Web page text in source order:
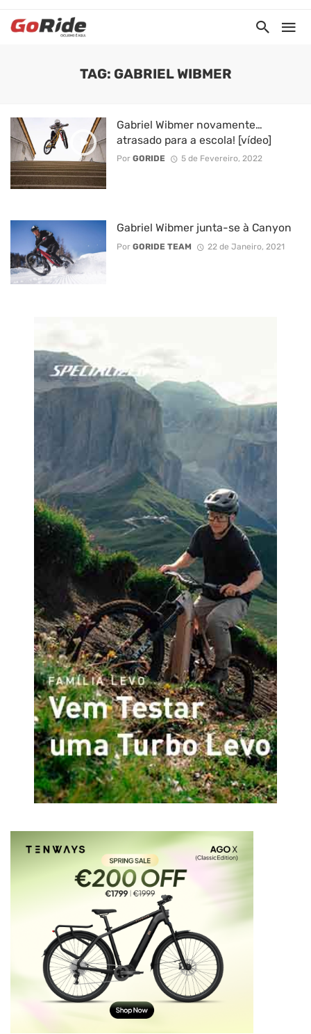
TAG: GABRIEL WIBMER
Gabriel Wibmer novamente…
atrasado para a escola! [vídeo]
Por GORIDE 5 de Fevereiro, 2022
Gabriel Wibmer junta-se à Canyon
Por GORIDE TEAM 22 de Janeiro, 2021